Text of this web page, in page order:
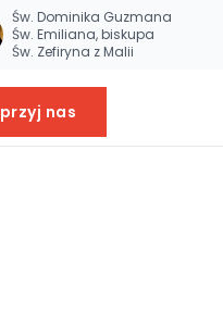
Św. Dominika Guzmana
Św. Emiliana, biskupa
Św. Zefiryna z Malii
nas